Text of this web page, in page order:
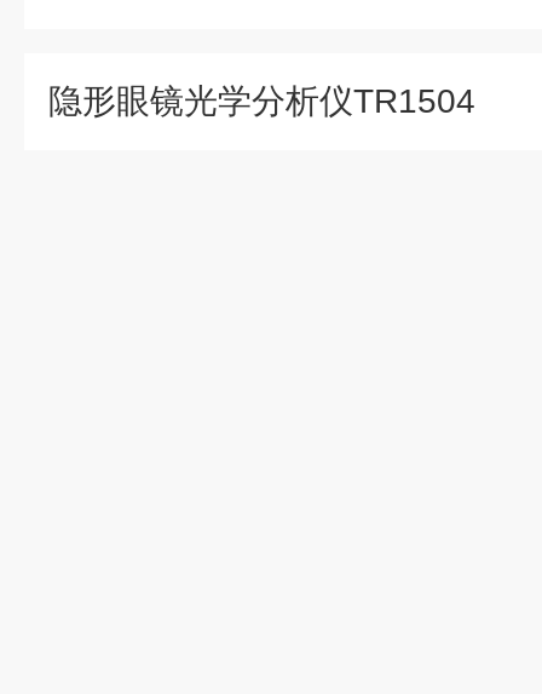
隐形眼镜光学分析仪TR1504